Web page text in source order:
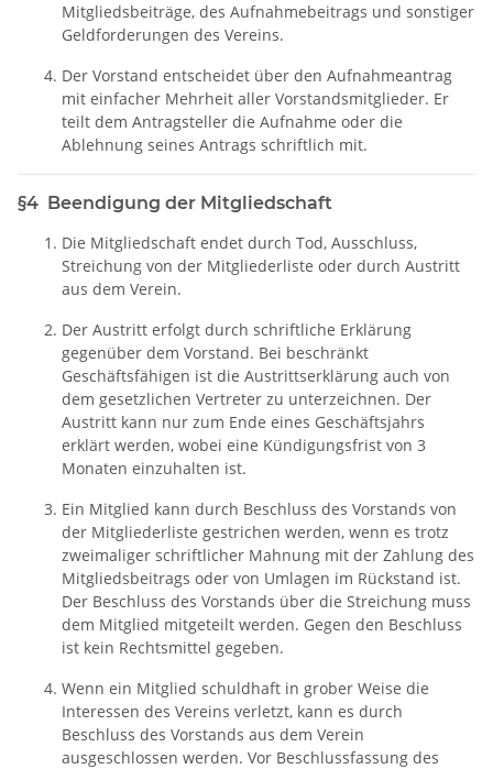
Mitgliedsbeiträge, des Aufnahmebeitrags und sonstiger
Geldforderungen des Vereins.
Der Vorstand entscheidet über den Aufnahmeantrag
mit einfacher Mehrheit aller Vorstandsmitglieder. Er
teilt dem Antragsteller die Aufnahme oder die
Ablehnung seines Antrags schriftlich mit.
§4 Beendigung der Mitgliedschaft
Die Mitgliedschaft endet durch Tod, Ausschluss,
Streichung von der Mitgliederliste oder durch Austritt
aus dem Verein.
Der Austritt erfolgt durch schriftliche Erklärung
gegenüber dem Vorstand. Bei beschränkt
Geschäftsfähigen ist die Austrittserklärung auch von
dem gesetzlichen Vertreter zu unterzeichnen. Der
Austritt kann nur zum Ende eines Geschäftsjahrs
erklärt werden, wobei eine Kündigungsfrist von 3
Monaten einzuhalten ist.
Ein Mitglied kann durch Beschluss des Vorstands von
der Mitgliederliste gestrichen werden, wenn es trotz
zweimaliger schriftlicher Mahnung mit der Zahlung des
Mitgliedsbeitrags oder von Umlagen im Rückstand ist.
Der Beschluss des Vorstands über die Streichung muss
dem Mitglied mitgeteilt werden. Gegen den Beschluss
ist kein Rechtsmittel gegeben.
Wenn ein Mitglied schuldhaft in grober Weise die
Interessen des Vereins verletzt, kann es durch
Beschluss des Vorstands aus dem Verein
ausgeschlossen werden. Vor Beschlussfassung des